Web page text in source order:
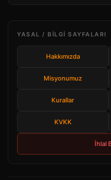
YASAL / BILGI SAYFALARI
Hakkımızda
Misyonumuz
Kurallar
KVKK
İhlal